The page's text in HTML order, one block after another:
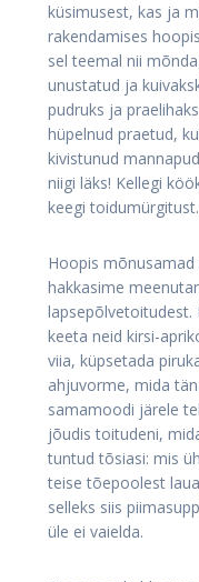
küsimusest, kas ja
rakendamises
sel teemal nii
unustatud ja
pudruks ja
hüpelnud praetud,
kivistunud
niigi läks! Kellegi
keegi toidumürgitust.
Hoopis
hakkasime
lapsepõlvetoitudest.
keeta neid kirsi-
viia, küpsetada
ahjuvorme, mida
samamoodi järele
jõudis toitudeni,
tuntud tõsiasi: mis
teise tõepoolest
selleks siis
üle ei vaielda.